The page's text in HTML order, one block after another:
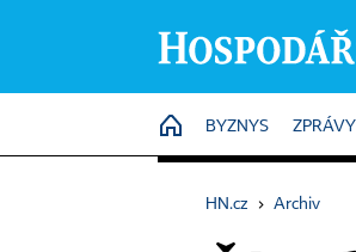
HOME
BYZNYS ZPRÁVY
HN.cz › Archiv